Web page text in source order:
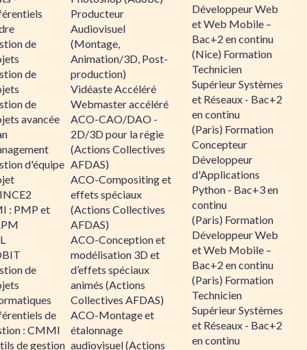
de
de
de
avancée
d'équipe
: PMP et
de
de
: CMMI
de gestion
Producteur
Audiovisuel
(Montage,
Animation/3D, Post-
production)
Vidéaste Accéléré
Webmaster accéléré
ACO-CAO/DAO -
2D/3D pour la régie
(Actions Collectives
AFDAS)
ACO-Compositing et
effets spéciaux
(Actions Collectives
AFDAS)
ACO-Conception et
modélisation 3D et
d’effets spéciaux
animés (Actions
Collectives AFDAS)
ACO-Montage et
étalonnage
audiovisuel (Actions
Développeur Web
et Web Mobile –
Bac+2 en continu
(Nice) Formation
Technicien
Supérieur Systèmes
et Réseaux - Bac+2
en continu
(Paris) Formation
Concepteur
Développeur
d'Applications
Python - Bac+3 en
continu
(Paris) Formation
Développeur Web
et Web Mobile –
Bac+2 en continu
(Paris) Formation
Technicien
Supérieur Systèmes
et Réseaux - Bac+2
en continu